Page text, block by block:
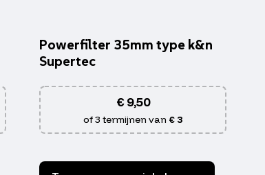
Powerfilter 35mm type k&n
Supertec
€9,50
of 3 termijnen van € 3